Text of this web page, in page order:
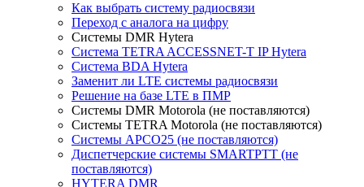
Как выбрать систему радиосвязи
Переход с аналога на цифру
Системы DMR Hytera
Система TETRA ACCESSNET-T IP Hytera
Система BDA Hytera
Заменит ли LTE системы радиосвязи
Решение на базе LTE в ПМР
Системы DMR Motorola (не поставляются)
Системы TETRA Motorola (не поставляются)
Системы APCO25 (не поставляются)
Диспетчерские системы SMARTPTT (не
поставляются)
HYTERA DMR